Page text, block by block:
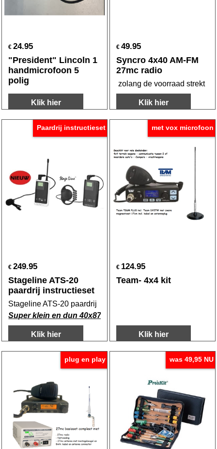
€ 24.95
"President" Lincoln 1
handmicrofoon 5
polig
Klik hier
€ 49.95
Syncro 4x40 AM-FM
27mc radio
zolang de voorraad strekt
Klik hier
Paardrij instructieset
€ 249.95
Stageline ATS-20
paardrij instructieset
Stageline ATS-20 paardrij instructieset
Super klein en dun 40x87x12mm
Klik hier
met vox microfoon
€ 124.95
Team- 4x4 kit
Klik hier
plug en play was 49,95 NU